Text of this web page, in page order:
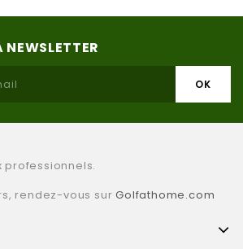
professionnels.
rendez-vous surGolfathome.com